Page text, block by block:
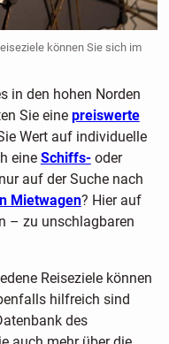
können Sie sich im
in den hohen Norden
Sie eine preiswerte
Wert auf individuelle
eine Schiffs-oder
auf der Suche nach
Mietwagen? Hier auf
– zu unschlagbaren
Reiseziele können
hilfreich sind
des